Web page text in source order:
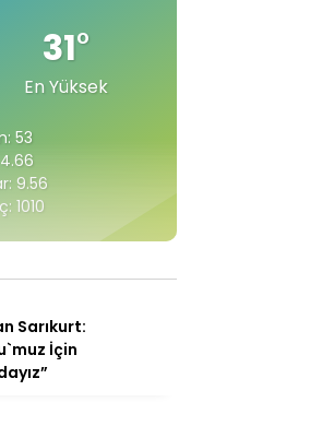
31°
En Yüksek
53
4.66
9.56
1010
Sarıkurt:
İçin